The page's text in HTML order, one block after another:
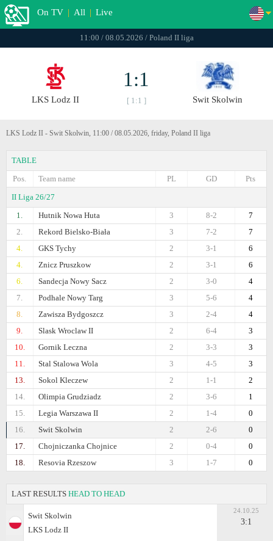
On TV | All | Live
11:00 / 08.05.2026 / Poland II liga
LKS Lodz II
1:1
[ 1:1 ] Swit Skolwin
LKS Lodz II - Swit Skolwin, 11:00 / 08.05.2026, friday, Poland II liga
TABLE
Pos.
Team name Pts
GD
PL
II Liga 26/27
1.
Hutnik Nowa Huta 7
8-2
3
2.
Rekord Bielsko-Biała 7
7-2
3
4.
GKS Tychy 6
3-1
2
4.
Znicz Pruszkow 6
3-1
2
6.
Sandecja Nowy Sacz 4
3-0
2
7.
Podhale Nowy Targ 4
5-6
3
8.
Zawisza Bydgoszcz 4
2-4
3
9.
Slask Wroclaw II 3
6-4
2
10.
Gornik Leczna 3
3-3
2
11.
Stal Stalowa Wola 3
4-5
3
13.
Sokol Kleczew 2
1-1
2
14.
Olimpia Grudziadz 1
3-6
2
15.
Legia Warszawa II 0
1-4
2
16.
Swit Skolwin 0
2-6
2
17.
Chojniczanka Chojnice 0
0-4
2
18.
Resovia Rzeszow 0
1-7
3
LAST RESULTS HEAD TO HEAD
Swit Skolwin
LKS Lodz II
24.10.25
3:1